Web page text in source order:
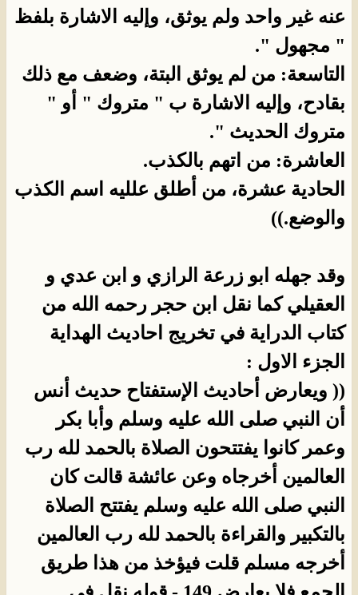
عنه غير واحد ولم يوثق، وإليه الاشارة بلفظ
" مجهول ".
التاسعة: من لم يوثق البتة، وضعف مع ذلك
بقادح، وإليه الاشارة ب " متروك " أو "
متروك الحديث ".
العاشرة: من اتهم بالكذب.
الحادية عشرة، من أطلق علليه اسم الكذب
والوضع.))
وقد جهله ابو زرعة الرازي و ابن عدي و
العقيلي كما نقل ابن حجر رحمه الله من
كتاب الدراية في تخريج احاديث الهداية
الجزء الاول :
(( ويعارض أحاديث الإستفتاح حديث أنس
أن النبي صلى الله عليه وسلم وأبا بكر
وعمر كانوا يفتتحون الصلاة بالحمد لله رب
العالمين أخرجاه وعن عائشة قالت كان
النبي صلى الله عليه وسلم يفتتح الصلاة
بالتكبير والقراءة بالحمد لله رب العالمين
أخرجه مسلم قلت فيؤخذ من هذا طريق